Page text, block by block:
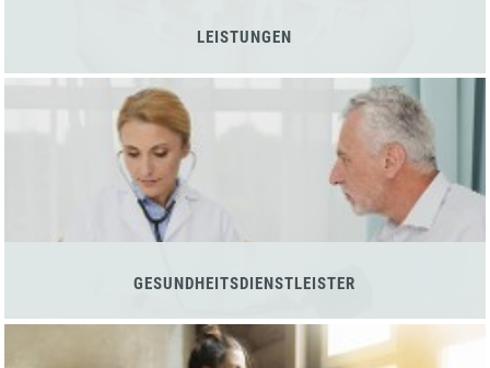
LEISTUNGEN
GESUNDHEITSDIENSTLEISTER